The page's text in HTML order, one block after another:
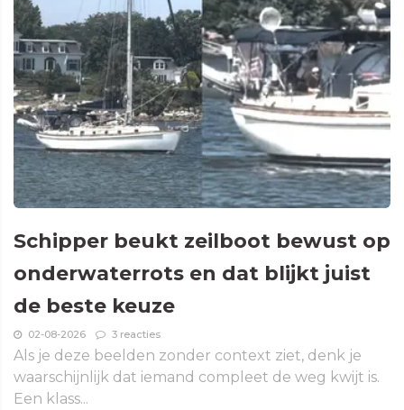
Schipper beukt zeilboot bewust op
onderwaterrots en dat blijkt juist
de beste keuze
02-08-2026 3 reacties
Als je deze beelden zonder context ziet, denk je
waarschijnlijk dat iemand compleet de weg kwijt is.
Een klass...